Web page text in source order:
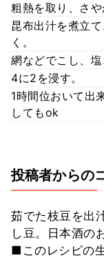
粗熱を取り、さや
昆布出汁を煮立
く。
網などでこし、塩
4に2を浸す。
1時間位おいて出
してもok
投稿者からの
茹でた枝豆を出
し豆。日本酒の
■このレシピの